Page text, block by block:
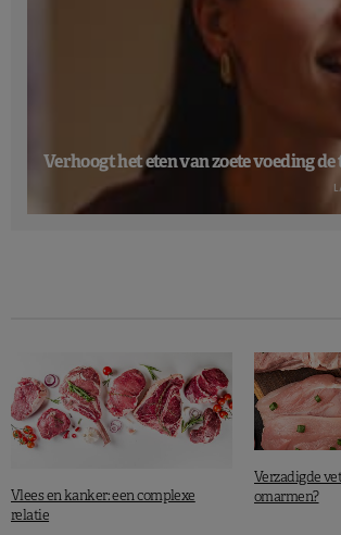
Verhoogt het eten van zoete voeding
Vlees en kanker: een complexe
relatie
Verzadigde
omarmen?